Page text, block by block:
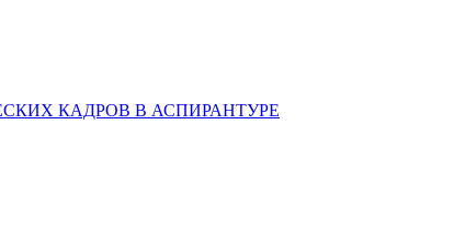
КАДРОВ В АСПИРАНТУРЕ